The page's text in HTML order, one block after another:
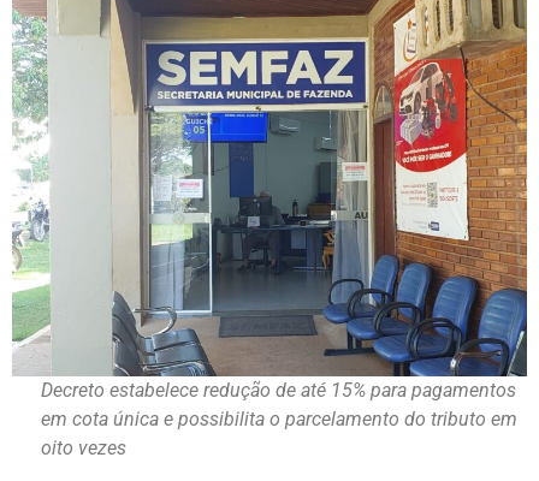
Decreto estabelece redução de até 15% para pagamentos
em cota única e possibilita o parcelamento do tributo em
oito vezes